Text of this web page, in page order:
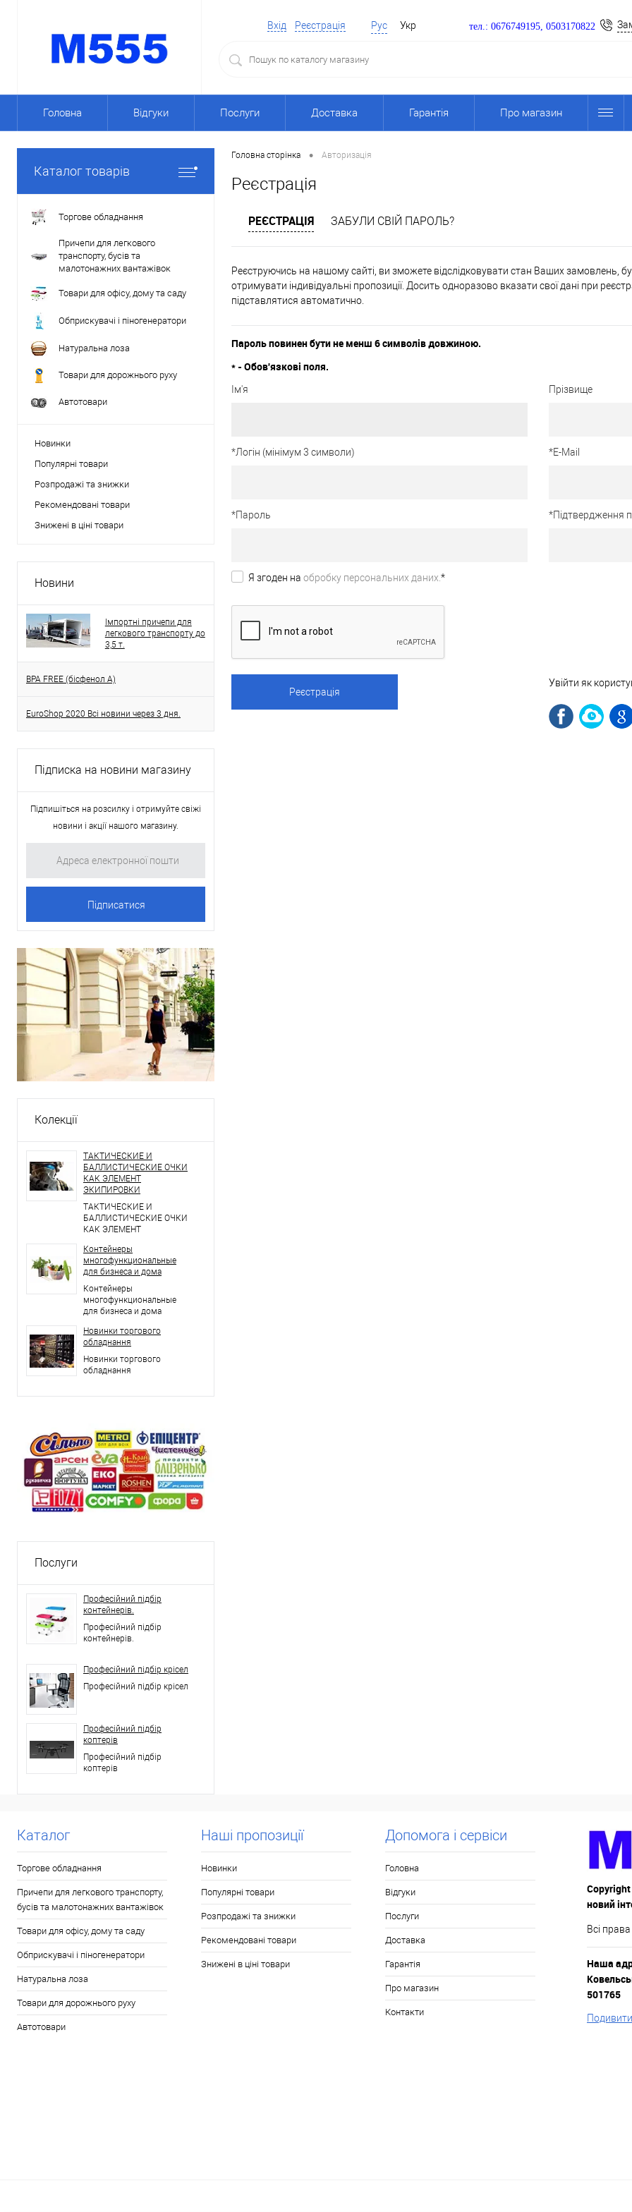
Вхід Реєстрація Рус Укр тел.: 0676749195, 0503170822
Головна Відгуки Послуги Доставка Гарантія Про магазин
Каталог товарів
Торгове обладнання
Причепи для легкового
транспорту, бусів та
малотонажних вантажівок
Товари для офісу, дому та саду
Обприскувачі і піногенератори
Натуральна лоза
Товари для дорожнього руху
Автотовари
Новинки
Популярні товари
Розпродажі та знижки
Рекомендовані товари
Знижені в ціні товари
Новини
Імпортні причепи для
легкового транспорту до
3,5 т.
BPA FREE (бісфенол A)
EuroShop 2020 Всі новини через 3 дня.
Підписка на новини магазину
Підпишіться на розсилку і отримуйте свіжі
новини і акції нашого магазину.
Колекції
ТАКТИЧЕСКИЕ И
БАЛЛИСТИЧЕСКИЕ ОЧКИ
КАК ЭЛЕМЕНТ
ЭКИПИРОВКИ
ТАКТИЧЕСКИЕ И
БАЛЛИСТИЧЕСКИЕ ОЧКИ
КАК ЭЛЕМЕНТ
Контейнеры
многофункциональные
для бизнеса и дома
Контейнеры
многофункциональные
для бизнеса и дома
Новинки торгового
обладнання
Новинки торгового
обладнання
Послуги
Професійний підбір
контейнерів.
Професійний підбір
контейнерів.
Професійний підбір крісел
Професійний підбір крісел
Професійний підбір
коптерів
Професійний підбір
коптерів
Головна сторінка • Авторизація
Реєстрація
РЕЄСТРАЦІЯ ЗАБУЛИ СВІЙ ПАРОЛЬ?
Реєструючись на нашому сайті, ви зможете відслідковувати стан Ваших замовлень,
отримувати індивідуальні пропозиції. Досить одноразово вказати свої дані при
підставлятися автоматично.
Пароль повинен бути не менш 6 символів довжиною.
* - Обов'язкові поля.
Ім'я Прізвище
*Логін (мінімум 3 символи) *E-Mail
*Пароль *Підтвердження
Я згоден на обробку персональних даних.*
Увійти як
Каталог
Торгове обладнання
Причепи для легкового транспорту,
бусів та малотонажних вантажівок
Товари для офісу, дому та саду
Обприскувачі і піногенератори
Натуральна лоза
Товари для дорожнього руху
Автотовари
Наші пропозиції
Новинки
Популярні товари
Розпродажі та знижки
Рекомендовані товари
Знижені в ціні товари
Допомога і сервіси
Головна
Відгуки
Послуги
Доставка
Гарантія
Про магазин
Контакти
новий
Всі
Наша
501765